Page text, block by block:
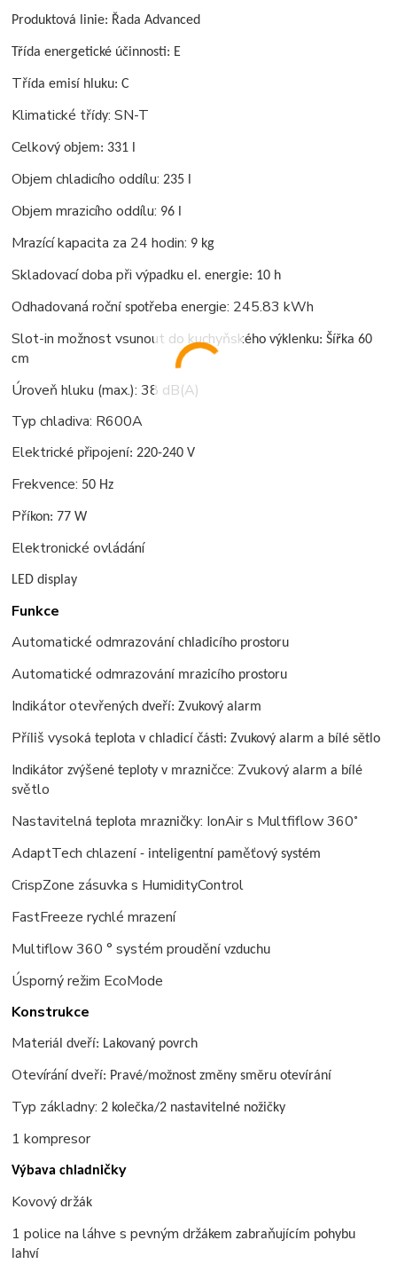
Produktová linie: Řada Advanced
Třída energetické účinnosti: E
Třída emisí hluku: C
Klimatické třídy: SN-T
Celkový objem: 331 l
Objem chladicího oddílu:235 l
Objem mrazicího oddílu: 96 l
Mrazící kapacita za 24 hodin: 9 kg
Skladovací doba při výpadku el. energie: 10 h
Odhadovaná roční spotřeba energie: 245.83 kWh
Slot-in možnost vsunout do kuchyňského výklenku: Šířka 60
cm
Úroveň hluku (max.): 38 dB(A)
Typ chladiva: R600A
Elektrické připojení: 220-240 V
Frekvence: 50 Hz
Příkon: 77 W
Elektronické ovládání
LED display
Funkce
Automatickéodmrazování chladicího prostoru
Automatickéodmrazování mrazicího prostoru
Indikátor otevřených dveří: Zvukový alarm
Příliš vysoká teplota v chladicíčásti: Zvukový alarm a bílé sětlo
Indikátor zvýšené teploty v mrazničce: Zvukový alarm a bílé
světlo
Nastavitelná teplota mrazničky: IonAir s Multfiflow 360˚
AdaptTech chlazení - inteligentní paměťový systém
CrispZone zásuvka s HumidityControl
FastFreeze rychlé mrazení
Multiflow 360 ° systém proudění vzduchu
Úsporný režim EcoMode
Konstrukce
Materiál dveří: Lakovaný povrch
Otevírání dveří: Pravé/možnost změny směru otevírání
Typ základny:2 kolečka/2 nastavitelné nožičky
1 kompresor
Výbava chladničky
Kovový držák
1 police na láhve s pevným držákem zabraňujícím pohybu
lahví